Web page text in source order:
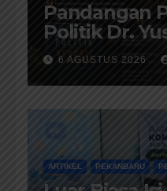
Pandangan
Politik Dr.
Tentang
Liza Fitriani
6 AGUSTUS 2026
ARTIKEL PEKANBARU